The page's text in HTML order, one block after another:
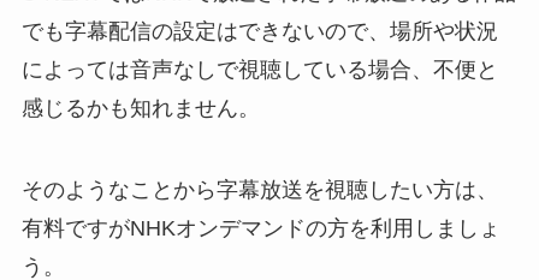
でも字幕配信の設定はできないので、場所や状況
によっては音声なしで視聴している場合、不便と
感じるかも知れません。
そのようなことから字幕放送を視聴したい方は、
有料ですがNHKオンデマンドの方を利用しましょ
う。